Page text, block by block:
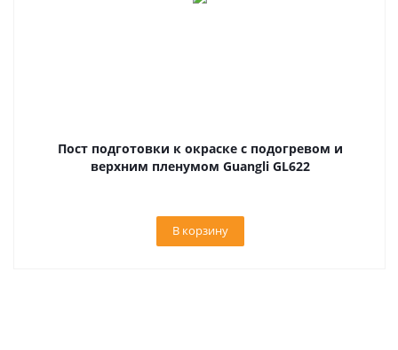
Пост подготовки к окраске с подогревом и
верхним пленумом Guangli GL622
В корзину